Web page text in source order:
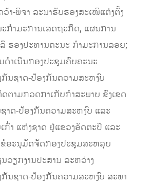
າ-ພິຈາ ລະນາຮັບຮອງສະເໜີແຕ່ງຕັ້ງ
ກຳມະການເສດຖະກິດ, ແຜນການ
ຮອງປະທານຄະນະ ກຳມະການລອຍ;
ຳເນີນກອງປະຊຸມຄົບຄະນະ
ນຊາດ-ປ້ອງກັນຄວາມສະຫງົບ
ຕາມກວດກາເກັບກຳສະພາບ ຂົງເຂດ
າດ-ປ້ອງກັນຄວາມສະຫງົບ ແລະ
າ ແຫ່ງຊາດ ຢູ່ແຂວງອັດຕະປື ແລະ
ຂໍອະນຸມັດຈັດກອງປະຊຸມສະຫລຸບ
ຽກງານປະສານ ລະຫວ່າງ
ນຊາດ-ປ້ອງກັນຄວາມສະຫງົບ ສະພາ